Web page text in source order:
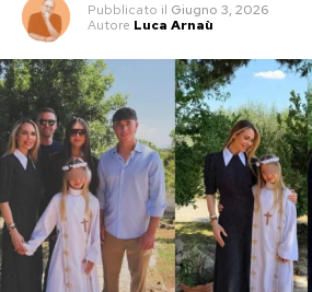
Pubblicato il Giugno 3, 2026
Autore Luca Arnaù